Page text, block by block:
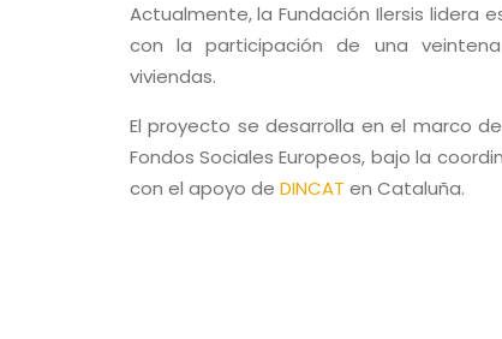
Actualmente, la Fundación Ilersis lidera
con la participación de una
viviendas.
El proyecto se desarrolla en el marco
Fondos Sociales Europeos, bajo la
con el apoyo de DINCAT en Cataluña.